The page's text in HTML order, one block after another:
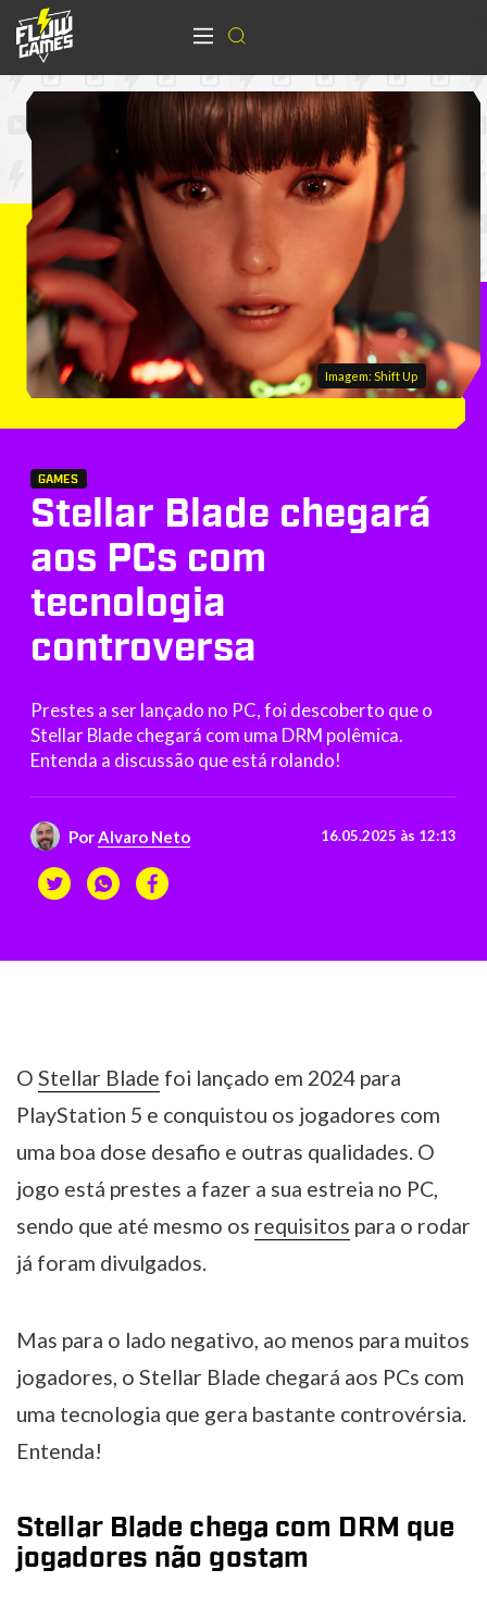
Imagem: Shift Up
GAMES
Stellar Blade chegará
aos PCs com
tecnologia
controversa
Prestes a ser lançado no PC, foi descoberto que o
Stellar Blade chegará com uma DRM polêmica.
Entenda a discussão que está rolando!
Por Alvaro Neto 16.05.2025 às 12:13
O Stellar Blade foi lançado em 2024 para
PlayStation 5 e conquistou os jogadores com
uma boa dose desafio e outras qualidades. O
jogo está prestes a fazer a sua estreia no PC,
sendo que até mesmo os requisitos para o rodar
já foram divulgados.
Mas para o lado negativo, ao menos para muitos
jogadores, o Stellar Blade chegará aos PCs com
uma tecnologia que gera bastante controvérsia.
Entenda!
Stellar Blade chega com DRM que
jogadores não gostam